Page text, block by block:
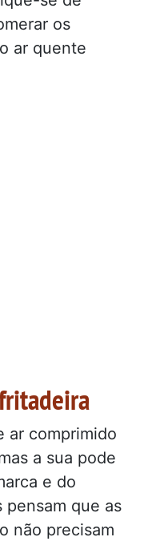
os
ar quente
ar comprimido
a sua pode
e do
que as
não precisam